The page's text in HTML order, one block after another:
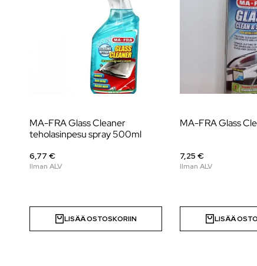
MA-FRA Glass Cleaner
teholasinpesu spray 500ml
6,77 €
LISÄÄ OSTOSKORIIN
MA-FRA Glass
7,25 €
LISÄÄ